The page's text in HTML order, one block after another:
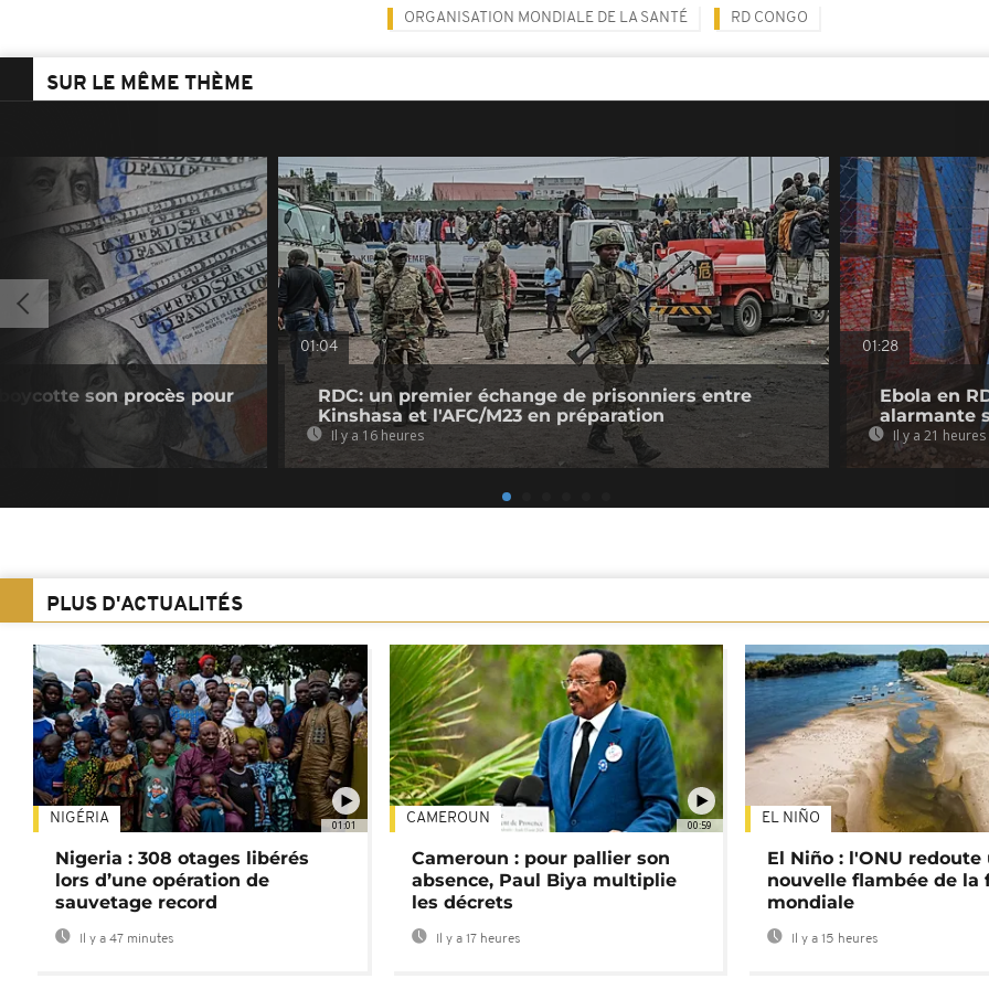
ORGANISATION MONDIALE DE LA SANTÉ RD CONGO
SUR LE MÊME THÈME
son procès pour
01:04
RDC: un premier échange de prisonniers entre
Kinshasa et l'AFC/M23 en préparation
Il y a 16 heures
01:28
Ebola en
alarmante
Il y a 21 heures
PLUS D'ACTUALITÉS
01:01
NIGÉRIA
Nigeria : 308 otages libérés
lors d’une opération de
sauvetage record
Il y a 47 minutes
00:59
CAMEROUN
Cameroun : pour pallier son
absence, Paul Biya multiplie
les décrets
Il y a 17 heures
EL NIÑO
El Niño : l'ONU redoute
nouvelle flambée de la
mondiale
Il y a 15 heures